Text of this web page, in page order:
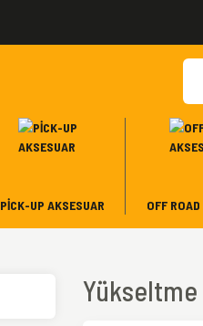
PICK-UP AKSESUAR OFF